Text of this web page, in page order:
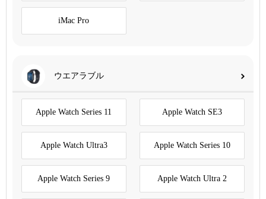
iMac Pro
ウエアラブル
Apple Watch Series 11 Apple Watch SE3
Apple Watch Ultra3 Apple Watch Series 10
Apple Watch Series 9 Apple Watch Ultra 2